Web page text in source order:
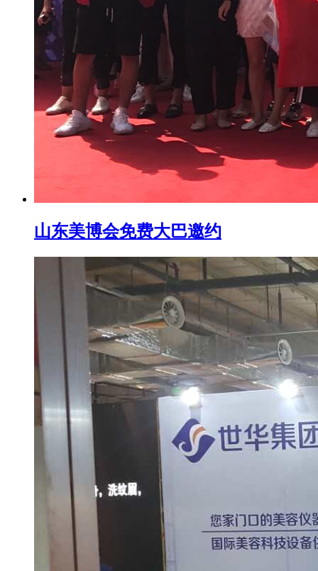
山东美博会免费大巴邀约